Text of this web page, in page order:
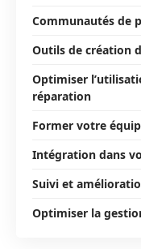
Communautés de
Outils de création
Optimiser
réparation
Former votre
Intégration dans
Suivi et
Optimiser la